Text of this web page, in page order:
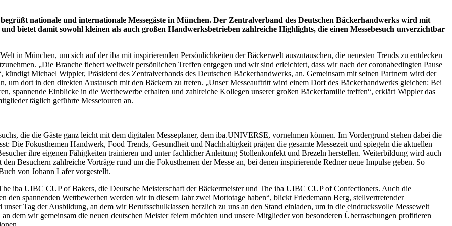
nationale und internationale Messegäste in München. Der Zentralverband des Deutschen Bäckerhandwerks wird mit
bietet damit sowohl kleinen als auch großen Handwerksbetrieben zahlreiche Highlights, die einen Messebesuch unverzichtbar
in München, um sich auf der iba mit inspirierenden Persönlichkeiten der Bäckerwelt auszutauschen, die neuesten Trends zu entdecken
„Die Branche fiebert weltweit persönlichen Treffen entgegen und wir sind erleichtert, dass wir nach der coronabedingten Pause
Michael Wippler, Präsident des Zentralverbands des Deutschen Bäckerhandwerks, an. Gemeinsam mit seinen Partnern wird der
um dort in den direkten Austausch mit den Bäckern zu treten. „Unser Messeauftritt wird einem Dorf des Bäckerhandwerks gleichen: Bei
spannende Einblicke in die Wettbewerbe erhalten und zahlreiche Kollegen unserer großen Bäckerfamilie treffen“, erklärt Wippler das
täglich geführte Messetouren an.
die die Gäste ganz leicht mit dem digitalen Messeplaner, dem iba.UNIVERSE, vornehmen können. Im Vordergrund stehen dabei die
Die Fokusthemen Handwerk, Food Trends, Gesundheit und Nachhaltigkeit prägen die gesamte Messezeit und spiegeln die aktuellen
ihre eigenen Fähigkeiten trainieren und unter fachlicher Anleitung Stollenkonfekt und Brezeln herstellen. Weiterbildung wird auch
Besuchern zahlreiche Vorträge rund um die Fokusthemen der Messe an, bei denen inspirierende Redner neue Impulse geben. So
von Johann Lafer vorgestellt.
iba UIBC CUP of Bakers, die Deutsche Meisterschaft der Bäckermeister und The iba UIBC CUP of Confectioners. Auch die
den spannenden Wettbewerben werden wir in diesem Jahr zwei Mottotage haben“, blickt Friedemann Berg, stellvertretender
Tag der Ausbildung, an dem wir Berufsschulklassen herzlich zu uns an den Stand einladen, um in die eindrucksvolle Messewelt
dem wir gemeinsam die neuen deutschen Meister feiern möchten und unsere Mitglieder von besonderen Überraschungen profitieren